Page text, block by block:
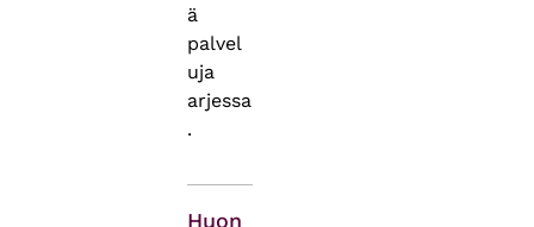
ä
palvel
uja
arjessa
.
Huon